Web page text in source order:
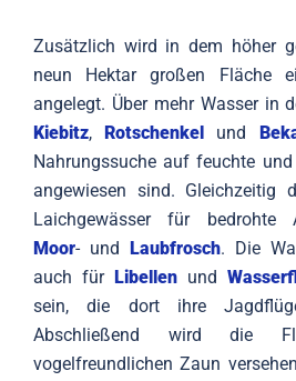
Zusätzlich wird in dem höher
neun Hektar großen Fläche
angelegt. Über mehr Wasser in
Kiebitz, Rotschenkel und
Nahrungssuche auf feuchte
angewiesen sind. Gleichzeitig
Laichgewässer für bedrohte
Moor- und Laubfrosch. Die
auch für Libellen und
sein, die dort ihre
Abschließend wird die
vogelfreundlichen Zaun